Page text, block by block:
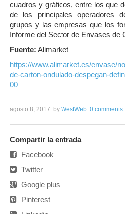
cuadros y gráficos, entre los que
de los principales operadores
grupos y las empresas que los
Informe del Sector de Envases de
Fuente: Alimarket
https://www.alimarket.es/envase/
de-carton-ondulado-despegan-
00
agosto 8, 2017 by WestWeb 0 comments
Compartir la entrada
Facebook
Twitter
Google plus
Pinterest